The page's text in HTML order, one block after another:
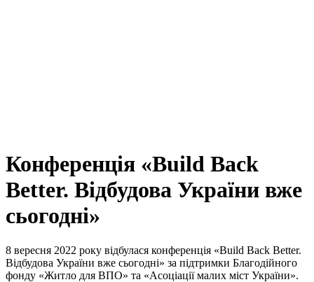
Конференція «Build Back
Better. Відбудова України вже
сьогодні»
8 вересня 2022 року відбулася конференція «Build Back Better.
Відбудова України вже сьогодні» за підтримки Благодійного
фонду «Житло для ВПО» та «Асоціації малих міст України».